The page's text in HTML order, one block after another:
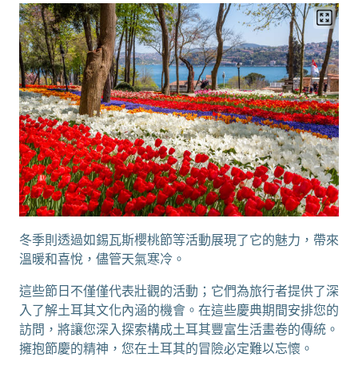
冬季則透過如錫瓦斯櫻桃節等活動展現了它的魅力，帶來
溫暖和喜悅，儘管天氣寒冷。
這些節日不僅僅代表壯觀的活動；它們為旅行者提供了深
入了解土耳其文化內涵的機會。在這些慶典期間安排您的
訪問，將讓您深入探索構成土耳其豐富生活畫卷的傳統。
擁抱節慶的精神，您在土耳其的冒險必定難以忘懷。